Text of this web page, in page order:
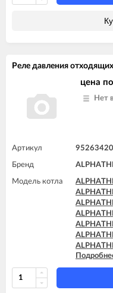
Реле давления
цена
Нет
Артикул 95263420
Бренд
Модель котла